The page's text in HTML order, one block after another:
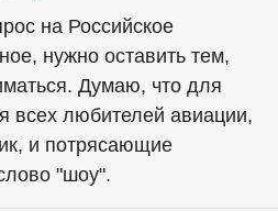
на Российское
нужно оставить тем,
Думаю, что для
всех любителей авиации,
и потрясающие
"шоу".